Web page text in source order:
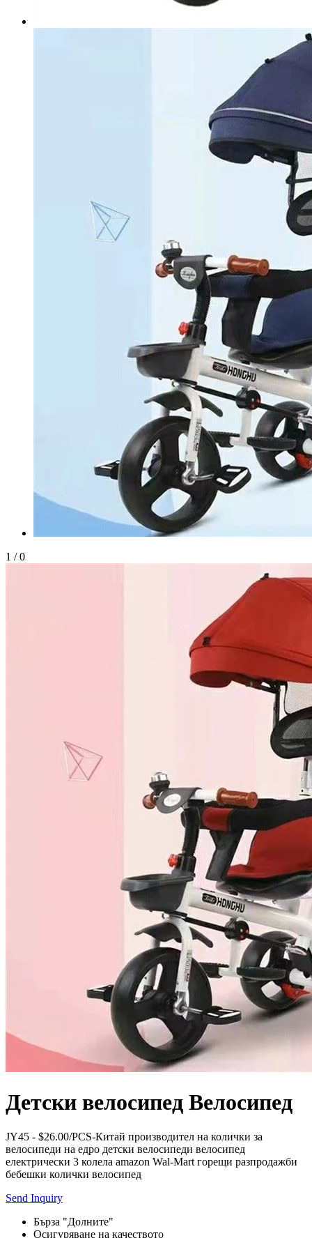
1 / 0
Детски велосипед Велосипед
JY45 - $26.00/PCS-Китай производител на колички за
велосипеди на едро детски велосипеди велосипед
електрически 3 колела amazon Wal-Mart горещи разпродажби
бебешки колички велосипед
Send Inquiry
Бърза "Долните"
Осигуряване на качеството